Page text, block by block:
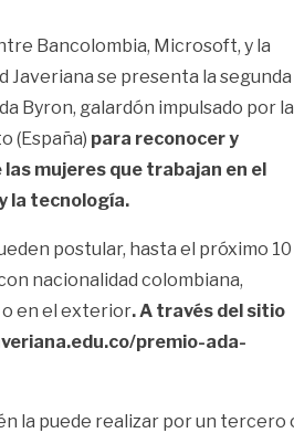
Bancolombia, Microsoft, y la
Javeriana se presenta la segunda
Byron, galardón impulsado por la
(España) para reconocer y
las mujeres que trabajan en el
la tecnología.
postular, hasta el próximo 10
nacionalidad colombiana,
en el exterior. A través del sitio
premio-ada-
la puede realizar por un tercero